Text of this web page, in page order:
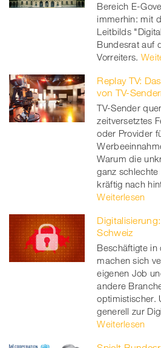
Bereich E-
immerhin: mit
Leitbilds
Bundesrat auf
Vorreiters.
Replay TV:
von TV-
TV-Sender
zeitversetztes
oder Provider
Warum die
ganz
kräftig nach
Weiterlesen
Schweiz
Beschäftigte in
machen sich
eigenen Job
andere
optimistischer.
generell zur
Weiterlesen